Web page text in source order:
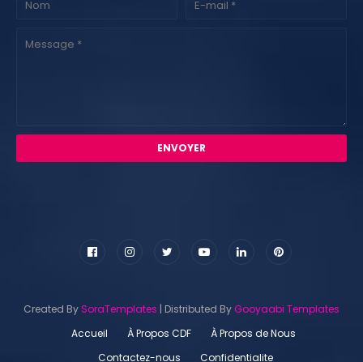
Created BySoraTemplates | Distributed ByGooyaabi Templates
Accueil
À Propos CDF
À Propos de Nous
Contactez-nous
Confidentialite